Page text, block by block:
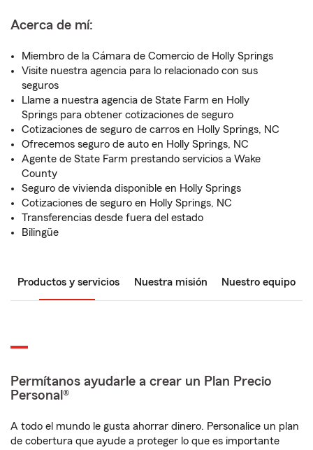
Acerca de mí:
Miembro de la Cámara de Comercio de Holly Springs
Visite nuestra agencia para lo relacionado con sus
seguros
Llame a nuestra agencia de State Farm en Holly
Springs para obtener cotizaciones de seguro
Cotizaciones de seguro de carros en Holly Springs, NC
Ofrecemos seguro de auto en Holly Springs, NC
Agente de State Farm prestando servicios a Wake
County
Seguro de vivienda disponible en Holly Springs
Cotizaciones de seguro en Holly Springs, NC
Transferencias desde fuera del estado
Bilingüe
Productos y servicios Nuestra misión Nuestro equipo
Permítanos ayudarle a crear un Plan Precio
Personal®
A todo el mundo le gusta ahorrar dinero. Personalice un plan
de cobertura que ayude a proteger lo que es importante